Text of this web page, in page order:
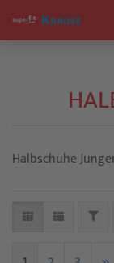
Halbschuhe